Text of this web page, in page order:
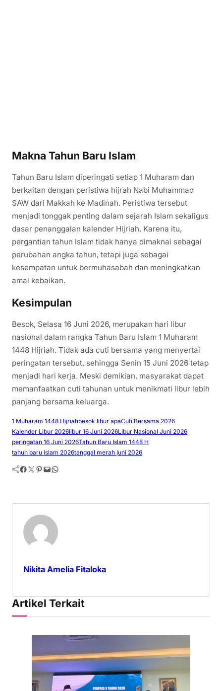
Makna Tahun Baru Islam
Tahun Baru Islam diperingati setiap 1 Muharam dan
berkaitan dengan peristiwa hijrah Nabi Muhammad
SAW dari Makkah ke Madinah. Peristiwa tersebut
menjadi tonggak penting dalam sejarah Islam sekaligus
dasar penanggalan kalender Hijriah. Karena itu,
pergantian tahun Islam tidak hanya dimaknai sebagai
perubahan angka tahun, tetapi juga sebagai
kesempatan untuk bermuhasabah dan meningkatkan
amal kebaikan.
Kesimpulan
Besok, Selasa 16 Juni 2026, merupakan hari libur
nasional dalam rangka Tahun Baru Islam 1 Muharam
1448 Hijriah. Tidak ada cuti bersama yang menyertai
peringatan tersebut, sehingga Senin 15 Juni 2026 tetap
menjadi hari kerja. Meski demikian, masyarakat dapat
memanfaatkan cuti tahunan untuk menikmati libur lebih
panjang bersama keluarga.
1 Muharam 1448 Hijriahbesok libur apaCuti Bersama 2026
Kalender Libur 2026libur 16 Juni 2026Libur Nasional Juni 2026
peringatan 16 Juni 2026Tahun Baru Islam 1448 H
tahun baru islam 2026tanggal merah juni 2026
Facebook Twitter Pinterest Mail WhatsApp
Nikita Amelia Fitaloka
Artikel Terkait